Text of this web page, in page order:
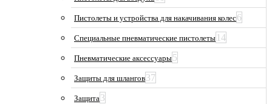
Пистолеты и устройства для накачивания колес6
Специальные пневматические пистолеты 14
Пневматические аксессуары5
Защиты для шлангов37
Защита3